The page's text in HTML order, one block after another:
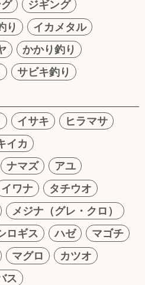
ジギング
り
イカメタル
かかり釣り
サビキ釣り
イサキ
ヒラマサ
イカ
ナマズ
アユ
イワナ
タチウオ
メジナ（グレ・クロ）
ロギス ハゼ
マゴチ
マグロ
カツオ
ス